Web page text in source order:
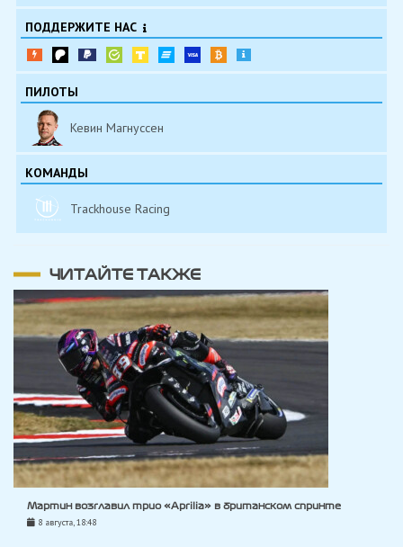
ПОДДЕРЖИТЕ НАС
ПИЛОТЫ
Кевин Магнуссен
КОМАНДЫ
Trackhouse Racing
ЧИТАЙТЕ ТАКЖЕ
Мартин возглавил трио «Aprilia» в британском спринте
8 августа, 18:48